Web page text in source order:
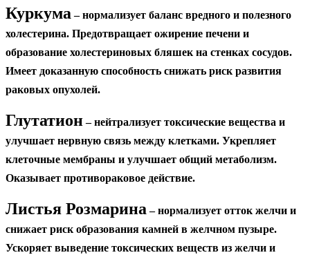
Куркума – нормализует баланс вредного и полезного
холестерина. Предотвращает ожирение печени и
образование холестериновых бляшек на стенках сосудов.
Имеет доказанную способность снижать риск развития
раковых опухолей.
Глутатион – нейтрализует токсические вещества и
улучшает нервную связь между клетками. Укрепляет
клеточные мембраны и улучшает общий метаболизм.
Оказывает противораковое действие.
Листья Розмарина – нормализует отток желчи и
снижает риск образования камней в желчном пузыре.
Ускоряет выведение токсических веществ из желчи и